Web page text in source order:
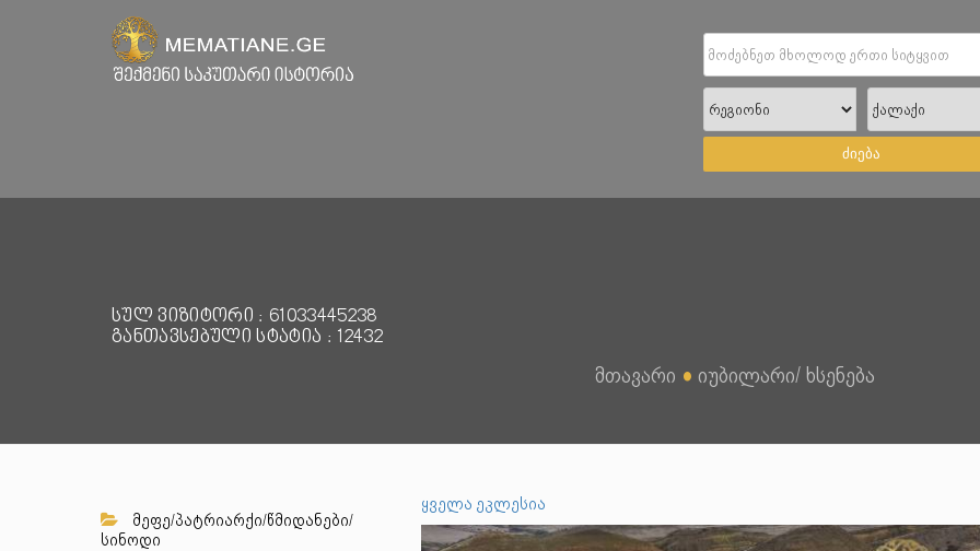
ძიება
სულ ვიზიტორი : 61033445238
განთავსებული სტატია : 12432
მთავარი ● იუბილარი/ ხსენება
მეფე/პატრიარქი/წმიდანები/
სინოდი
ყველა ეკლესია